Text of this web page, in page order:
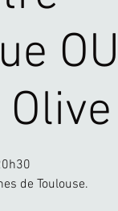
de Toulouse.